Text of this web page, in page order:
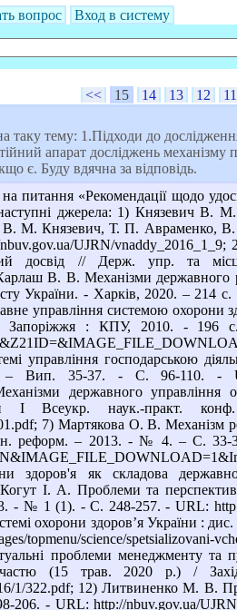
вопрос Вход в систему
<< 15 14 13 12 11
таку тему: 1.Підходи до
апарат досліджень механізму
є. Буду вдячна за відповідь.
питання «Рекомендації щодо
джерела: 1) Князевич В. М.
/ В. М. Князевич, Т. П. Авраменко,
UJRN/vnaddy_2016_1_9; 2)
досвід // Держ. упр.
В. В. Механізми державного
України. - Харків, 2020. – 214 с.
управління системою охорони
: КПУ, 2010. - 196 с. -
управління господарською
35-37. - С. 96-110. - URL:
державного
І Всеукр. наук.-практ.
7) Мартякова О. В. Механізм
реформ. – 2013. - № 4. – С. 33-
здоров'я як складова
І. А. Проблеми та
- № 1 (1). - С. 248-257. - URL:
охорони здоров’я України :
topmenu/science/spetsializovani-
проблеми менеджменту та
(15 трав. 2020 р.) /
1/322.pdf; 12) Литвиненко М. В.
- URL: http://nbuv.gov.ua/